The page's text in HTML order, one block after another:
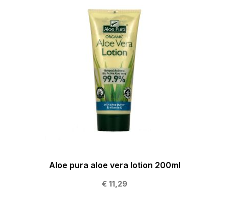
Aloe pura aloe vera lotion 200ml
€ 11,29